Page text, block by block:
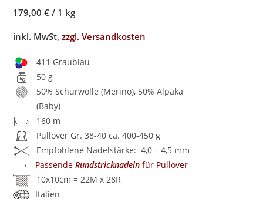
179,00 € / 1 kg
inkl. MwSt,zzgl. Versandkosten
411 Graublau
50 g
50% Schurwolle (Merino), 50% Alpaka
(Baby)
160 m
Pullover Gr. 38-40 ca. 400-450 g
Empfohlene Nadelstärke: 4,0 – 4,5 mm
→ PassendeRundstricknadeln für Pullover
10x10cm = 22M x 28R
Italien